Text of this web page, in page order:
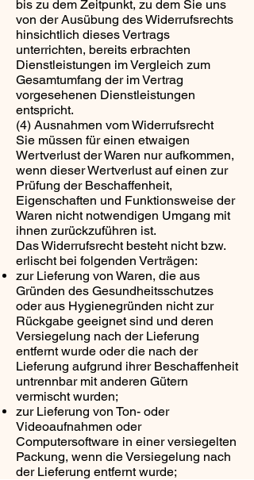
bis zu dem Zeitpunkt, zu dem Sie uns
von der Ausübung des Widerrufsrechts
hinsichtlich dieses Vertrags
unterrichten, bereits erbrachten
Dienstleistungen im Vergleich zum
Gesamtumfang der im Vertrag
vorgesehenen Dienstleistungen
entspricht.
(4) Ausnahmen vom Widerrufsrecht
Sie müssen für einen etwaigen
Wertverlust der Waren nur aufkommen,
wenn dieser Wertverlust auf einen zur
Prüfung der Beschaffenheit,
Eigenschaften und Funktionsweise der
Waren nicht notwendigen Umgang mit
ihnen zurückzuführen ist.
Das Widerrufsrecht besteht nicht bzw.
erlischt bei folgenden Verträgen:
zur Lieferung von Waren, die aus
Gründen des Gesundheitsschutzes
oder aus Hygienegründen nicht zur
Rückgabe geeignet sind und deren
Versiegelung nach der Lieferung
entfernt wurde oder die nach der
Lieferung aufgrund ihrer Beschaffenheit
untrennbar mit anderen Gütern
vermischt wurden;
zur Lieferung von Ton- oder
Videoaufnahmen oder
Computersoftware in einer versiegelten
Packung, wenn die Versiegelung nach
der Lieferung entfernt wurde;